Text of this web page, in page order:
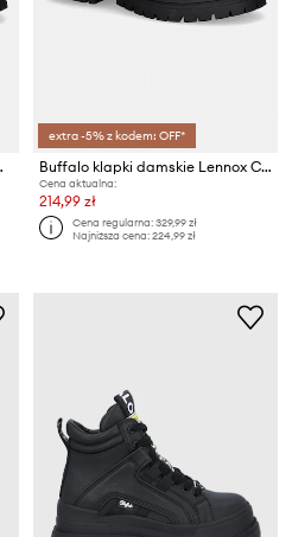
Cross
extra -5% z kodem: OFF*
Buffalo klapki damskie Lennox Cross
Cena aktualna:
214,99 zł
Cena regularna:329,99 zł
Najniższa cena:224,99 zł